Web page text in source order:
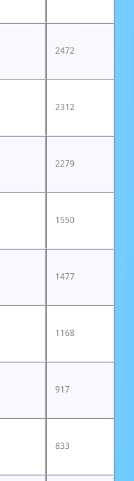
2472
2312
2279
1550
1477
1168
917
833